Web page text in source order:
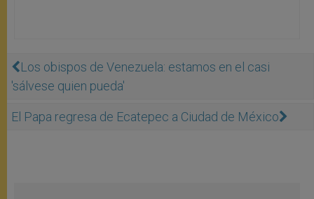
Los obispos de Venezuela: estamos en el casi
'sálvese quien pueda'
El Papa regresa de Ecatepec a Ciudad de México